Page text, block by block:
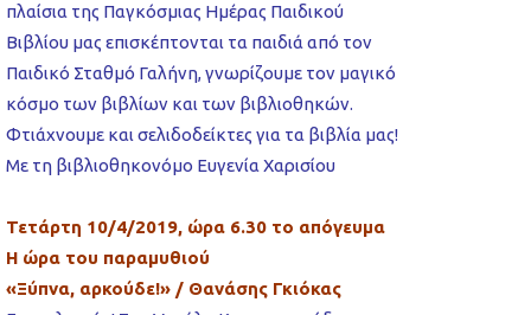
πλαίσια της Παγκόσμιας Ημέρας Παιδικού
Βιβλίου μας επισκέπτονται τα παιδιά από τον
Παιδικό Σταθμό Γαλήνη, γνωρίζουμε τον μαγικό
κόσμο των βιβλίων και των βιβλιοθηκών.
Φτιάχνουμε και σελιδοδείκτες για τα βιβλία μας!
Με τη βιβλιοθηκονόμο Ευγενία Χαρισίου
Τετάρτη 10/4/2019, ώρα 6.30 το απόγευμα
Η ώρα του παραμυθιού
«Ξύπνα, αρκούδε!» / Θανάσης Γκιόκας